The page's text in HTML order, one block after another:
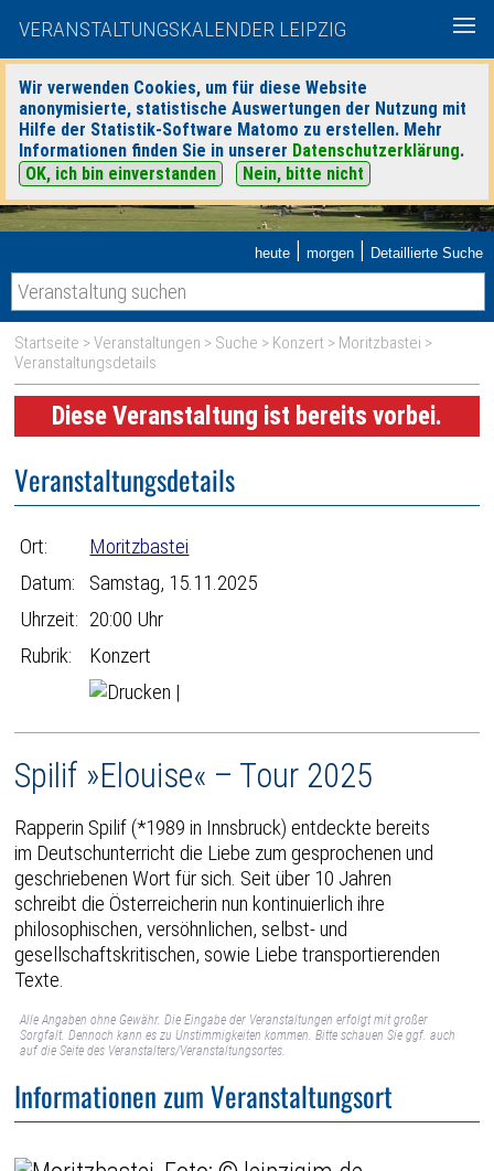
VERANSTALTUNGSKALENDER LEIPZIG
Wir verwenden Cookies, um für diese Website
anonymisierte, statistische Auswertungen der Nutzung mit
Hilfe der Statistik-Software Matomo zu erstellen. Mehr
Informationen finden Sie in unserer Datenschutzerklärung.
OK, ich bin einverstanden
Nein, bitte nicht
heute | morgen | Detaillierte Suche
Startseite >Veranstaltungen > Suche > Konzert > Moritzbastei >
Veranstaltungsdetails
Diese Veranstaltung ist bereits vorbei.
Veranstaltungsdetails
Ort:
Moritzbastei
Datum:
Samstag, 15.11.2025
Uhrzeit: 20:00 Uhr
Rubrik:
Konzert
|
Spilif »Elouise« – Tour 2025
Rapperin Spilif (*1989 in Innsbruck) entdeckte bereits
im Deutschunterricht die Liebe zum gesprochenen und
geschriebenen Wort für sich. Seit über 10 Jahren
schreibt die Österreicherin nun kontinuierlich ihre
philosophischen, versöhnlichen, selbst- und
gesellschaftskritischen, sowie Liebe transportierenden
Texte.
Alle Angaben ohne Gewähr. Die Eingabe der Veranstaltungen erfolgt mit großer
Sorgfalt. Dennoch kann es zu Unstimmigkeiten kommen. Bitte schauen Sie ggf. auch
auf die Seite des Veranstalters/Veranstaltungsortes.
Informationen zum Veranstaltungsort